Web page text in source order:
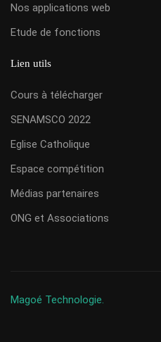
Nos applications web
Etude de fonctions
Lien utils
Cours à télécharger
SENAMSCO 2022
Eglise Catholique
Espace compétition
Médias partenaires
ONG et Associations
Magoé Technologie.